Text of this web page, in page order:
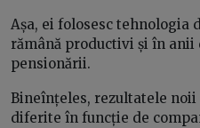
Așa, ei folosesc tehnologia
rămână productivi și în anii
pensionării.
Bineînțeles, rezultatele
diferite în funcție de